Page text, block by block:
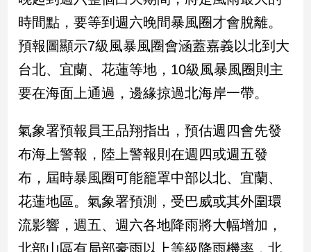
觀
點
南
台
觀
娛
樂
樂
星
時間點，要等到週六晚間暴風圈才會脫離。
預報圖顯示7級風暴風圈會涵蓋嘉義以北到大
台北、宜蘭、花蓮等地，10級風暴風圈則主
要在海面上通過，邊緣掠過北海岸一帶。
氣象署預報員王品翔指出，預估週四會先發
布海上警報，陸上警報則在週四或週五發
布，屆時暴風圈可能籠罩中部以北、宜蘭、
花蓮地區。氣象署預測，受巴威或其外圍環
流影響，週五、週六各地降雨將大幅增加，
北部山區有局部豪雨以上等級降雨機率，北